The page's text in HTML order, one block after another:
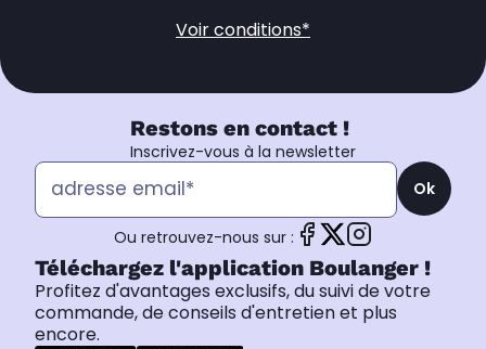
Voir conditions*
Restons en contact !
Inscrivez-vous à la newsletter
Ok
Ou retrouvez-nous sur :
Téléchargez l'application Boulanger !
Profitez d'avantages exclusifs, du suivi de votre
commande, de conseils d'entretien et plus
encore.